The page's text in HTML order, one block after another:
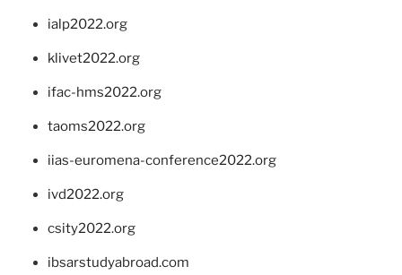
ialp2022.org
klivet2022.org
ifac-hms2022.org
taoms2022.org
iias-euromena-conference2022.org
ivd2022.org
csity2022.org
ibsarstudyabroad.com